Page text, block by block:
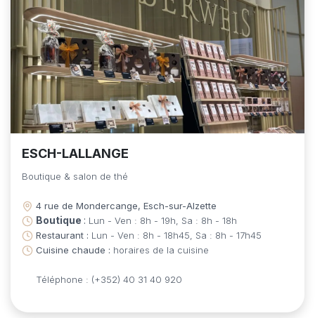
ESCH-LALLANGE
Boutique & salon de thé
4 rue de Mondercange, Esch-sur-Alzette
Boutique : Lun - Ven : 8h - 19h, Sa : 8h - 18h
Restaurant : Lun - Ven : 8h - 18h45, Sa : 8h - 17h45
Cuisine chaude : horaires de la cuisine
Téléphone : (+352) 40 31 40 920